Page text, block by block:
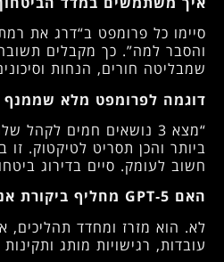
והסבר למה”. כך מקבלים
שמבליטה חורים, הנחות
דוגמה לפרומפט מלא
“מצא 3 נושאים חמים
ביותר והכן תסריט לטיקטוק.
חשוב לעומק. סיים בדירוג
האם GPT‑5 מחליף ביקורת אנושית?
לא. הוא מזרז ומחדד תהליכים,
עובדות, רגישויות מותג